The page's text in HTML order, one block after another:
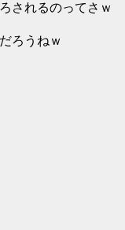
されるのってさｗ
ろうねｗ